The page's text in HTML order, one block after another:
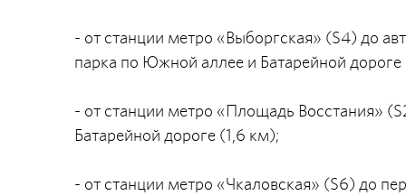
- от станции метро «Выборгская» (S4) до
парка по Южной аллее и Батарейной
- от станции метро «Площадь Восстания»
Батарейной дороге (1,6 км);
- от станции метро «Чкаловская» (S6) до